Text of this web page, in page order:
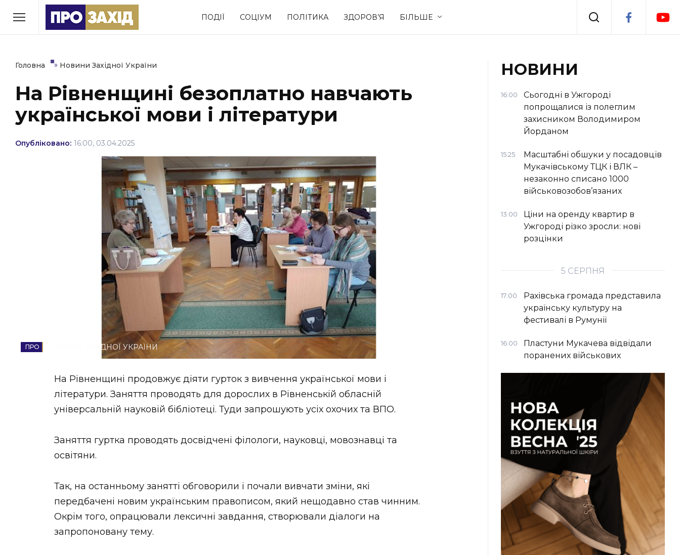
ПОДІЇ СОЦІУМ ПОЛІТИКА ЗДОРОВ’Я БІЛЬШЕ
РУБРИКИ
Економіка Здоров’я Події
Політика Соціум Спорт Стиль життя
Втрачений Ужгород
(відеоверсія)
ЗАКАРПАТСЬКІ НОВИНИ
НОВИНИ ЗАХІДНОЇ УКРАЇНИ
ВІДЕО
Головна » Новини Західної України
На Рівненщині безоплатно навчають
української мови і літератури
Опубліковано: 16:00, 03.04.2025
НОВИНИ ЗАХІДНОЇ УКРАЇНИ
На Рівненщині продовжує діяти гурток з вивчення української мови і
літератури. Заняття проводять для дорослих в Рівненській обласній
універсальній науковій бібліотеці. Туди запрошують усіх охочих та ВПО.
Заняття гуртка проводять досвідчені філологи, науковці, мовознавці та
освітяни.
Так, на останньому занятті обговорили і почали вивчати зміни, які
передбачені новим українським правописом, який нещодавно став чинним.
Окрім того, опрацювали лексичні завдання, створювали діалоги на
запропоновану тему.
НОВИНИ
16:00
Сьогодні в Ужгороді
попрощалися із полеглим
захисником Володимиром
Йорданом
15:25
Масштабні обшуки у посадовців
Мукачівському ТЦК і ВЛК –
незаконно списано 1000
військовозобов’язаних
13:00
Ціни на оренду квартир в
Ужгороді різко зросли: нові
розцінки
5 СЕРПНЯ
17:00
Рахівська громада представила
українську культуру на
фестивалі в Румунії
16:00
Пластуни Мукачева відвідали
поранених військових